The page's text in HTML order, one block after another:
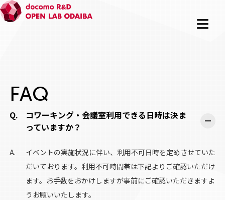
FAQ
コワーキング・会議室利用できる日時は決ま
っていますか？
イベントの実施状況に伴い、利用不可日時を定めさせていた
だいております。利用不可時間帯は下記よりご確認いただけ
ます。お手数をおかけしますが事前にご確認いただきますよ
うお願いいたします。